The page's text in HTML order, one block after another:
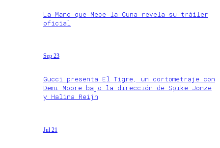
La Mano que Mece la Cuna revela su tráiler
oficial
Sep 23
Gucci presenta El Tigre, un cortometraje con
Demi Moore bajo la dirección de Spike Jonze
y Halina Reijn
Jul 21